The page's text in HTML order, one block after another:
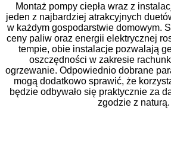
Montaż pompy ciepła wraz z
jeden z najbardziej atrakcyjnych
w każdym gospodarstwie domowym.
ceny paliw oraz energii elektrycznej
tempie, obie instalacje pozwalają
oszczędności w zakresie
ogrzewanie. Odpowiednio dobrane
mogą dodatkowo sprawić, że
będzie odbywało się praktycznie za
zgodzie z naturą.